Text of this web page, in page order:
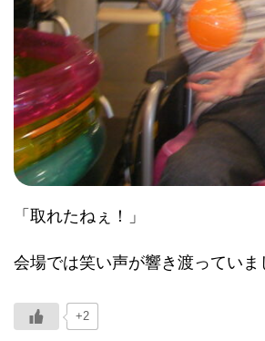
「取れたねぇ！」
会場では笑い声が響き渡っていま
+2